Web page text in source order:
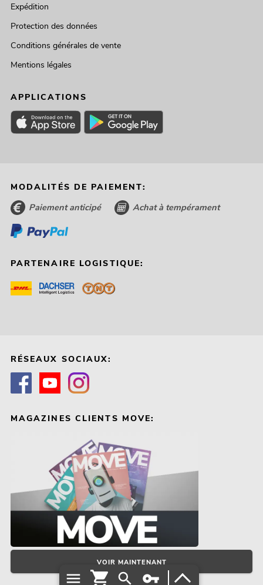
Expédition
Protection des données
Conditions générales de vente
Mentions légales
APPLICATIONS
MODALITÉS DE PAIEMENT:
Paiement anticipé Achat à tempérament
PARTENAIRE LOGISTIQUE:
RÉSEAUX SOCIAUX:
MAGAZINES CLIENTS MOVE:
VOIR MAINTENANT